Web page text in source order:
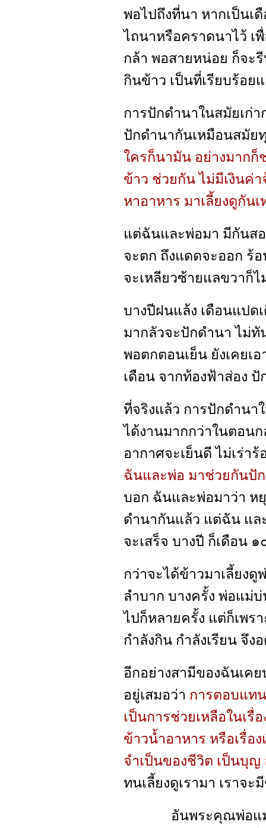
พอไปถึงที่นา หากเป็นเ
ไถนาหรือคราดนาไว้ เ
กล้า พอสายหน่อย ก็จะ
กินข้าว เป็นที่เรียบร้อย
การปักดำนาในสมัยเก่
ปักดำนากันเหมือนสมั
ใครก็นามัน อย่างมากก็
ข้าว ช่วยกัน ไม่มีเงินค่า
หาอาหาร มาเลี้ยงดูกัน
แต่ฉันและพ่อมา มีกันส
จะตก ถึงแดดจะออก ร้
จะเหลียวซ้ายแลขวาก็
บางปีฝนแล้ง เดือนแปด
มากลัวจะปักดำนา ไม่
พอตกตอนเย็น ยังเคยเอ
เดือน จากท้องฟ้าส่อง
ที่จริงแล้ว การปักดำนา
ได้งานมากกว่าในตอน
อากาศจะเย็นดี ไม่เร่า
ฉันและพ่อ มาช่วยกันปั
บอก ฉันและพ่อมาว่า ห
ดำนากันแล้ว แต่ฉัน แล
จะเสร็จ บางปี ก็เดือน
กว่าจะได้ข้าวมาเลี้ยง
ลำบาก บางครั้ง พ่อแม่
ไปก็หลายครั้ง แต่ก็เพร
กำลังกิน กำลังเรียน จึง
อีกอย่างสามีของฉันเค
อยู่เสมอว่า การตอบแท
เป็นการช่วยเหลือในเรื่
ข้าวน้ำอาหาร หรือเรื่อ
จำเป็นของชีวิต เป็นบุ
ทนเลี้ยงดูเรามา เราจ
อันพระคุณพ่อแ